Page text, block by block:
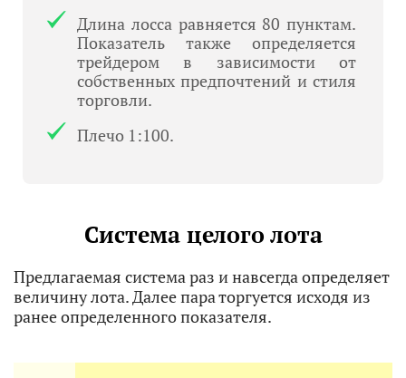
Длина лосса равняется 80 пунктам.
Показатель также определяется
трейдером в зависимости от
собственных предпочтений и стиля
торговли.
Плечо 1:100.
Система целого лота
Предлагаемая система раз и навсегда определяет
величину лота. Далее пара торгуется исходя из
ранее определенного показателя.